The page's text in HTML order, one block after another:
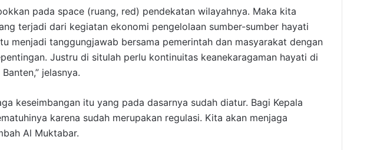
pada space (ruang, red) pendekatan wilayahnya. Maka kita
terjadi dari kegiatan ekonomi pengelolaan sumber-sumber hayati
menjadi tanggungjawab bersama pemerintah dan masyarakat dengan
Justru di situlah perlu kontinuitas keanekaragaman hayati di
jelasnya.
keseimbangan itu yang pada dasarnya sudah diatur. Bagi Kepala
karena sudah merupakan regulasi. Kita akan menjaga
Al Muktabar.